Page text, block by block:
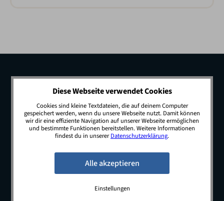
© 2026 JobSwop.io · All rights reserved.
Blog Jobs Newsletter
Kontakt
Impressum
Diese Webseite verwendet Cookies
Cookies sind kleine Textdateien, die auf deinem Computer
gespeichert werden, wenn du unsere Webseite nutzt. Damit können
wir dir eine effiziente Navigation auf unserer Webseite ermöglichen
und bestimmte Funktionen bereitstellen. Weitere Informationen
findest du in unsererDatenschutzerklärung.
Einstellungen